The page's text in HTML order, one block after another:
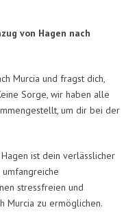
von Hagen nach
Murcia und fragst dich,
Sorge, wir haben alle
um dir bei der
ist dein verlässlicher
stressfreien und
Murcia zu ermöglichen.